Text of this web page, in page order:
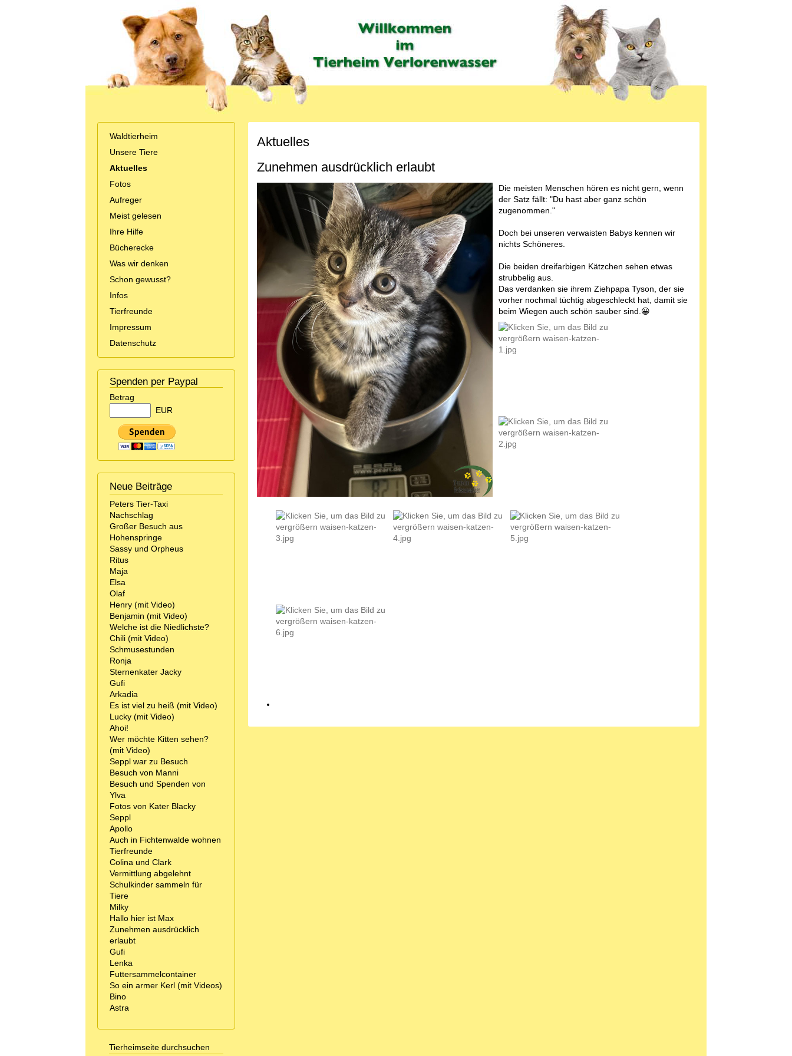
Waldtierheim
Unsere Tiere
Aktuelles
Fotos
Aufreger
Meist gelesen
Ihre Hilfe
Bücherecke
Was wir denken
Schon gewusst?
Infos
Tierfreunde
Impressum
Datenschutz
Spenden per Paypal
Betrag
EUR
Neue Beiträge
Peters Tier-Taxi
Nachschlag
Großer Besuch aus
Hohenspringe
Sassy und Orpheus
Ritus
Maja
Elsa
Olaf
Henry (mit Video)
Benjamin (mit Video)
Welche ist die Niedlichste?
Chili (mit Video)
Schmusestunden
Ronja
Sternenkater Jacky
Gufi
Arkadia
Es ist viel zu heiß (mit Video)
Lucky (mit Video)
Ahoi!
Wer möchte Kitten sehen?
(mit Video)
Seppl war zu Besuch
Besuch von Manni
Besuch und Spenden von
Ylva
Fotos von Kater Blacky
Seppl
Apollo
Auch in Fichtenwalde wohnen
Tierfreunde
Colina und Clark
Vermittlung abgelehnt
Schulkinder sammeln für
Tiere
Milky
Hallo hier ist Max
Zunehmen ausdrücklich
erlaubt
Gufi
Lenka
Futtersammelcontainer
So ein armer Kerl (mit Videos)
Bino
Astra
Tierheimseite durchsuchen
Aktuelles
Zunehmen ausdrücklich erlaubt
Die meisten Menschen hören es nicht gern, wenn
der Satz fällt: "Du hast aber ganz schön
zugenommen."
Doch bei unseren verwaisten Babys kennen wir
nichts Schöneres.
Die beiden dreifarbigen Kätzchen sehen etwas
strubbelig aus.
Das verdanken sie ihrem Ziehpapa Tyson, der sie
vorher nochmal tüchtig abgeschleckt hat, damit sie
beim Wiegen auch schön sauber sind.😀